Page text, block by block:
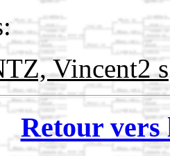
Vincent2 s
Retour vers